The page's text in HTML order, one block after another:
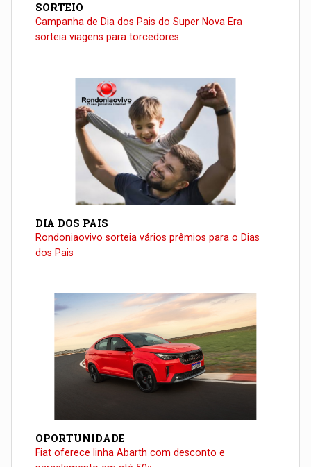
SORTEIO
Campanha de Dia dos Pais do Super Nova Era
sorteia viagens para torcedores
DIA DOS PAIS
Rondoniaovivo sorteia vários prêmios para o Dias
dos Pais
OPORTUNIDADE
Fiat oferece linha Abarth com desconto e